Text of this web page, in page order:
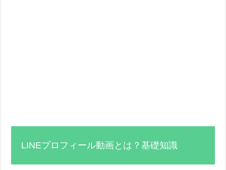
LINEプロフィール動画とは？基礎知識